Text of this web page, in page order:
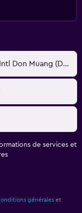
Bangkok, Thaïlande - Aéroport Intl Don Muang (DMK)
de services et
générales et